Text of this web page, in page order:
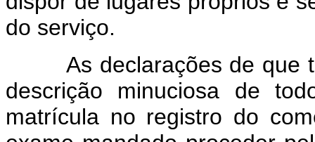
do serviço.
As declarações de que
descrição minuciosa de
matrícula no registro do